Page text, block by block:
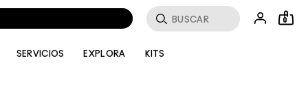
Buscar
0
SERVICIOS EXPLORA KITS